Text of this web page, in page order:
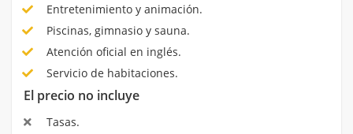
Entretenimiento y animación.
Piscinas, gimnasio y sauna.
Atención oficial en inglés.
Servicio de habitaciones.
El precio no incluye
Tasas.